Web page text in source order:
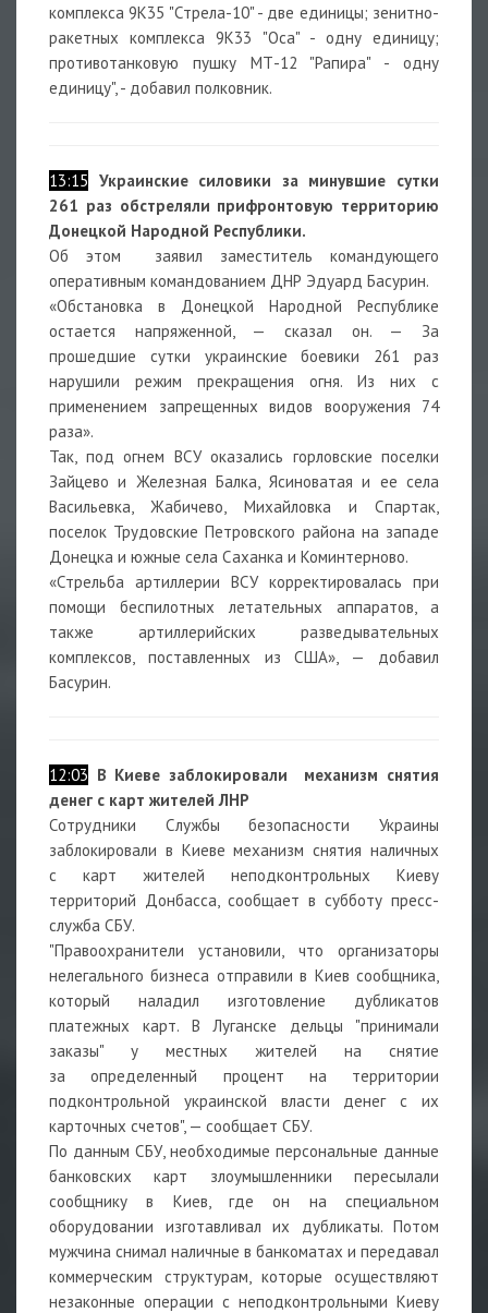
комплекса 9К35 "Стрела-10" - две единицы; зенитно-
ракетных комплекса 9К33 "Оса" - одну единицу;
противотанковую пушку МТ-12 "Рапира" - одну
единицу", - добавил полковник.
13:15 Украинские силовики за минувшие сутки
261 раз обстреляли прифронтовую территорию
Донецкой Народной Республики.
Об этом заявил заместитель командующего
оперативным командованием ДНР Эдуард Басурин.
«Обстановка в Донецкой Народной Республике
остается напряженной, — сказал он. — За
прошедшие сутки украинские боевики 261 раз
нарушили режим прекращения огня. Из них с
применением запрещенных видов вооружения 74
раза».
Так, под огнем ВСУ оказались горловские поселки
Зайцево и Железная Балка, Ясиноватая и ее села
Васильевка, Жабичево, Михайловка и Спартак,
поселок Трудовские Петровского района на западе
Донецка и южные села Саханка и Коминтерново.
«Стрельба артиллерии ВСУ корректировалась при
помощи беспилотных летательных аппаратов, а
также артиллерийских разведывательных
комплексов, поставленных из США», — добавил
Басурин.
12:03 В Киеве заблокировали механизм снятия
денег с карт жителей ЛНР
Сотрудники Службы безопасности Украины
заблокировали в Киеве механизм снятия наличных
с карт жителей неподконтрольных Киеву
территорий Донбасса, сообщает в субботу пресс-
служба СБУ.
"Правоохранители установили, что организаторы
нелегального бизнеса отправили в Киев сообщника,
который наладил изготовление дубликатов
платежных карт. В Луганске дельцы "принимали
заказы" у местных жителей на снятие
за определенный процент на территории
подконтрольной украинской власти денег с их
карточных счетов", — сообщает СБУ.
По данным СБУ, необходимые персональные данные
банковских карт злоумышленники пересылали
сообщнику в Киев, где он на специальном
оборудовании изготавливал их дубликаты. Потом
мужчина снимал наличные в банкоматах и передавал
коммерческим структурам, которые осуществляют
незаконные операции с неподконтрольными Киеву